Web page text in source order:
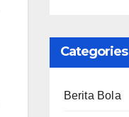
Categories
Berita Bola